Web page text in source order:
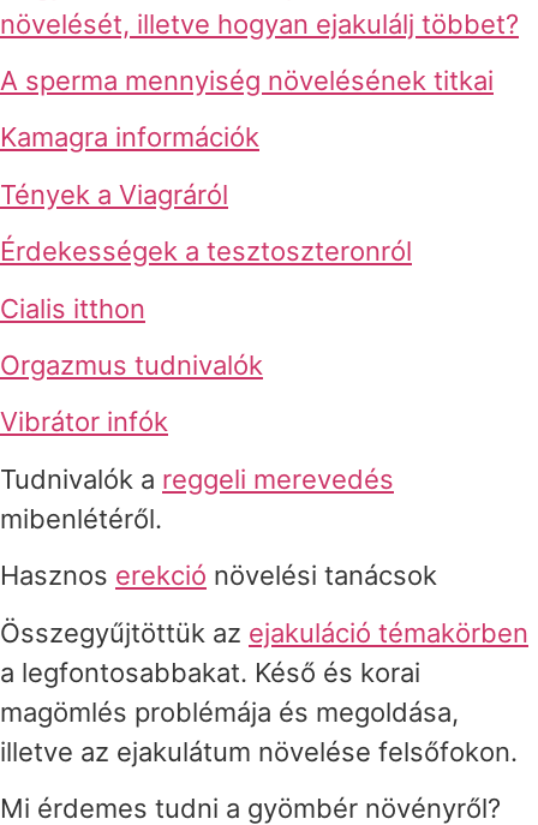
növelését, illetve hogyan ejakulálj többet?
A sperma mennyiség növelésének titkai
Kamagra információk
Tények a Viagráról
Érdekességek a tesztoszteronról
Cialis itthon
Orgazmus tudnivalók
Vibrátor infók
Tudnivalók a reggeli merevedés
mibenlétéről.
Hasznos erekció növelési tanácsok
Összegyűjtöttük az ejakuláció témakörben
a legfontosabbakat. Késő és korai
magömlés problémája és megoldása,
illetve az ejakulátum növelése felsőfokon.
Mi érdemes tudni a gyömbér növényről?